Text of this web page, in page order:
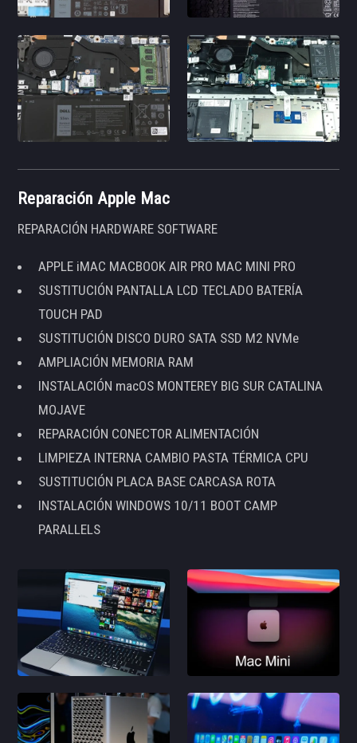
Reparación Apple Mac
REPARACIÓN HARDWARE SOFTWARE
APPLE iMAC MACBOOK AIR PRO MAC MINI PRO
SUSTITUCIÓN PANTALLA LCD TECLADO BATERÍA
TOUCH PAD
SUSTITUCIÓN DISCO DURO SATA SSD M2 NVMe
AMPLIACIÓN MEMORIA RAM
INSTALACIÓN macOS MONTEREY BIG SUR CATALINA
MOJAVE
REPARACIÓN CONECTOR ALIMENTACIÓN
LIMPIEZA INTERNA CAMBIO PASTA TÉRMICA CPU
SUSTITUCIÓN PLACA BASE CARCASA ROTA
INSTALACIÓN WINDOWS 10/11 BOOT CAMP
PARALLELS